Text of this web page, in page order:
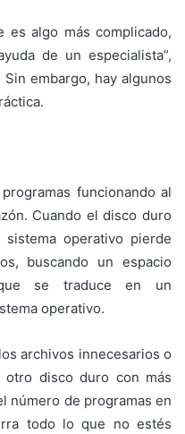
es algo más complicado,
de un especialista”,
embargo, hay algunos
funcionando al
Cuando el disco duro
operativo pierde
buscando un espacio
se traduce en un
operativo.
archivos innecesarios o
disco duro con más
número de programas en
todo lo que no estés